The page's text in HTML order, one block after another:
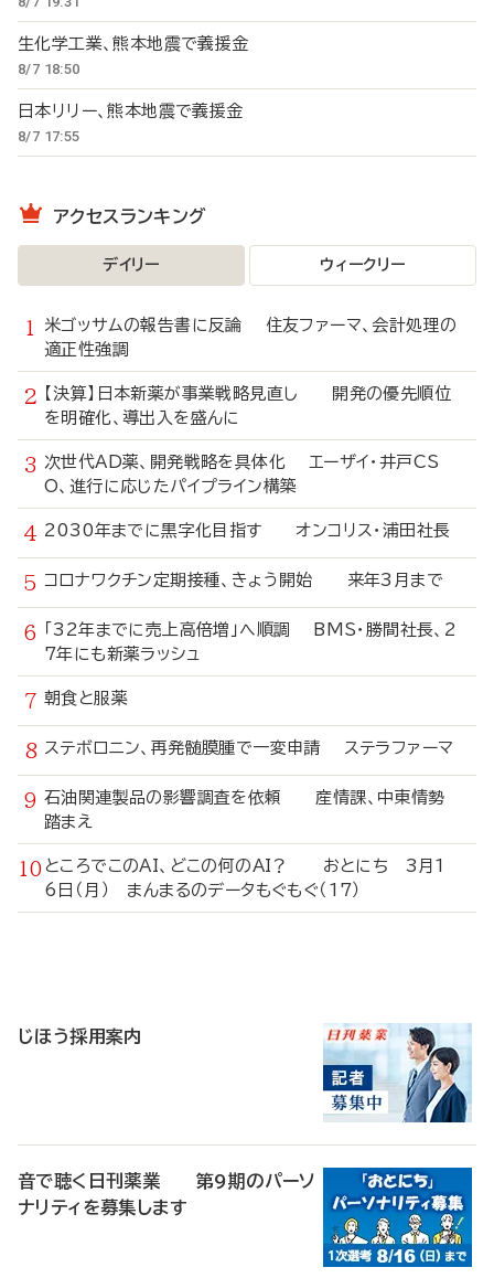
生化学工業、熊本地震で義援金
8/7 18:50
日本リリー、熊本地震で義援金
8/7 17:55
アクセスランキング
デイリー ウィークリー
米ゴッサムの報告書に反論 住友ファーマ、会計処理の
適正性強調
【決算】日本新薬が事業戦略見直し 開発の優先順位
を明確化、導出入を盛んに
次世代AD薬、開発戦略を具体化 エーザイ・井戸CS
O、進行に応じたパイプライン構築
2030年までに黒字化目指す オンコリス・浦田社長
コロナワクチン定期接種、きょう開始 来年3月まで
「32年までに売上高倍増」へ順調 BMS・勝間社長、2
7年にも新薬ラッシュ
朝食と服薬
ステボロニン、再発髄膜腫で一変申請 ステラファーマ
石油関連製品の影響調査を依頼 産情課、中東情勢
踏まえ
ところでこのAI、どこの何のAI？ おとにち 3月1
6日（月） まんまるのデータもぐもぐ（17）
じほう採用案内
音で聴く日刊薬業 第9期のパーソ
ナリティを募集します